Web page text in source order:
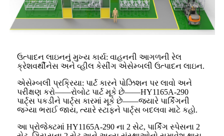
ઉત્પાદન લાઇનનું મુખ્ય કાર્ય: વાહનની આગળની રેલ
ક્રેશવર્થીનેસ અને વ્હીલ કેસીંગ એસેમ્બલી ઉત્પાદન લાઇન.
એસેમ્બલી પ્રક્રિયા: પાર્ટ કારને પોઝિશન પર લાવો અને
પરીક્ષણ કરો——રોબોટ પાર્ટ મૂકે છે——HY1165A-290
પાર્ટ્સ પકડીને પાર્ટ્સ કારમાં મૂકે છે——જ્યારે પાર્કિંગની
જગ્યા ભરાઈ જાય, ત્યારે સ્ટાફને પાર્ટ્સ બદલવા માટે કહો.
આ પ્રોજેક્ટમાં HY1165A-290 ના 2 સેટ, પાર્કિંગ સ્પેસના 2